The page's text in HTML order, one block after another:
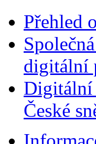
Přehled
digitální
Digitální
České